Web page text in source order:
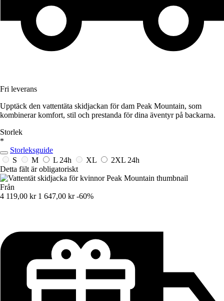
Fri leverans
Upptäck den vattentäta skidjackan för dam Peak Mountain, som
kombinerar komfort, stil och prestanda för dina äventyr på backarna.
Storlek
*
Storleksguide
S
M L 24h XL 2XL 24h
Detta fält är obligatoriskt
Från
4 119,00 kr 1 647,00 kr -60%